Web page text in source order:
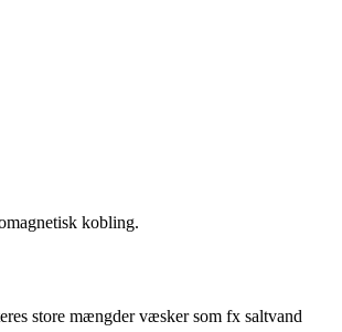
kobling.
store mængder væsker som fx saltvand